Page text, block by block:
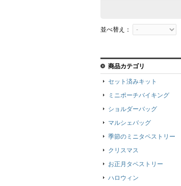
並べ替え：
商品カテゴリ
セット済みキット
ミニポーチバイキング
ショルダーバッグ
マルシェバッグ
季節のミニタペストリー
クリスマス
お正月タペストリー
ハロウィン